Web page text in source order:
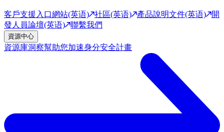
客戶支援入口網站(英语) 社區(英语) 產品說明文件(英语)
開
發人員論壇(英语)
聯繫我們
資源中心
資源庫洞察幫助您加速身分安全計畫